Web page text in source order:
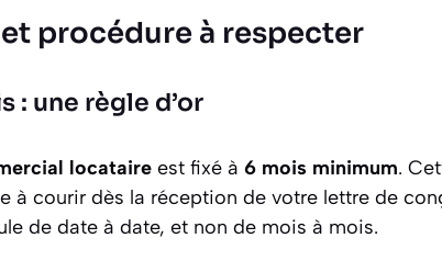
procédure à respecter
: une règle d’or
locataire est fixé à 6 mois minimum.
à courir dès la réception de votre lettre de
de date à date, et non de mois à mois.